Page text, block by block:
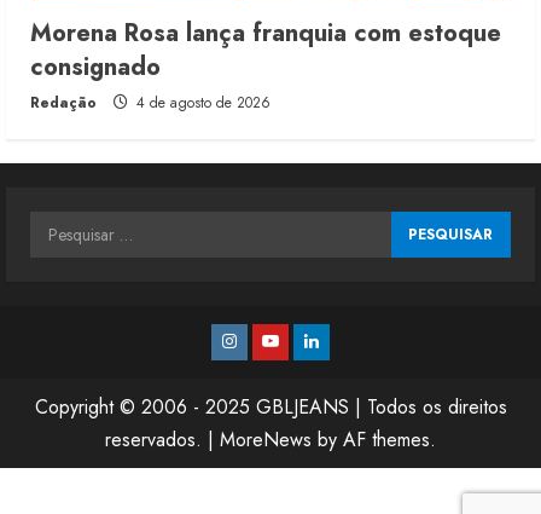
Morena Rosa lança franquia com estoque
consignado
Redação 4 de agosto de 2026
Pesquisar
Instagram
YoutubeLinkedin
Copyright © 2006 - 2025 GBLJEANS | Todos os direitos
reservados. | MoreNews by AF themes.